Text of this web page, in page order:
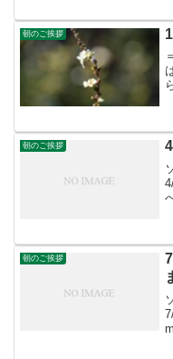
朝のご挨拶
朝のご挨拶
朝のご挨拶